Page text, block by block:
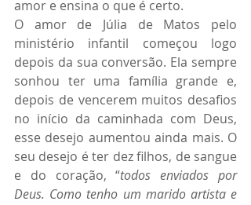
amor e ensina o que é certo.
O amor de Júlia de Matos pelo
ministério infantil começou logo
depois da sua conversão. Ela sempre
sonhou ter uma família grande e,
depois de vencerem muitos desafios
no início da caminhada com Deus,
esse desejo aumentou ainda mais. O
seu desejo é ter dez filhos, de sangue
e do coração, “todos enviados por
Deus. Como tenho um marido artista e